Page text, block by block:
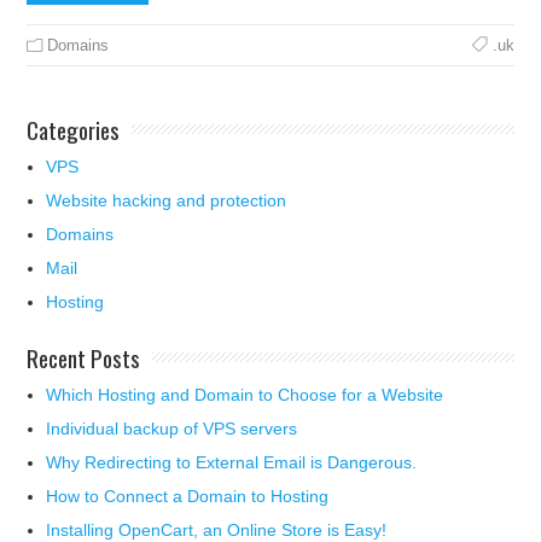
Domains .uk
Categories
VPS
Website hacking and protection
Domains
Mail
Hosting
Recent Posts
Which Hosting and Domain to Choose for a Website
Individual backup of VPS servers
Why Redirecting to External Email is Dangerous.
How to Connect a Domain to Hosting
Installing OpenCart, an Online Store is Easy!